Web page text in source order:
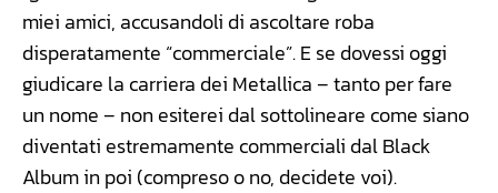
miei amici, accusandoli di ascoltare roba
disperatamente “commerciale”. E se dovessi oggi
giudicare la carriera dei Metallica – tanto per fare
un nome – non esiterei dal sottolineare come siano
diventati estremamente commerciali dal Black
Album in poi (compreso o no, decidete voi).